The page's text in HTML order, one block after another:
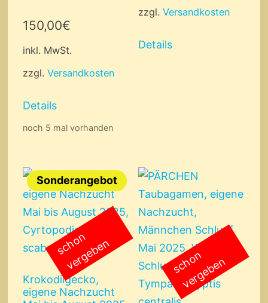
150,00€
inkl. MwSt.
zzgl. Versandkosten
Details
noch 5 mal vorhanden
zzgl.Versandkosten
Details
Sonderangebot
Krokodilgecko,
eigene Nachzucht
s
c
h
o
n
v
e
r
g
e
b
e
n s
c
h
o
n
v
e
r
g
e
b
e
n